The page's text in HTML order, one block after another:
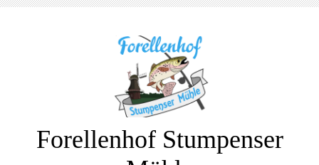
Forellenhof Stumpenser